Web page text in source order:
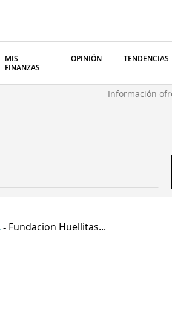
MIS
FINANZAS
OPINIÓN TENDENCIAS
Información
- Fundacion Huellitas...